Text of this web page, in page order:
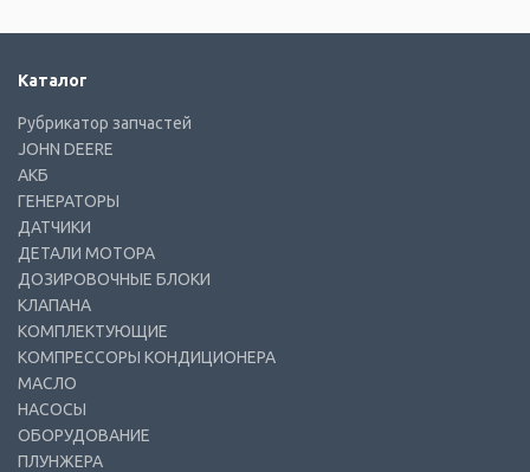
Каталог
Рубрикатор запчастей
JOHN DEERE
АКБ
ГЕНЕРАТОРЫ
ДАТЧИКИ
ДЕТАЛИ МОТОРА
ДОЗИРОВОЧНЫЕ БЛОКИ
КЛАПАНА
КОМПЛЕКТУЮЩИЕ
КОМПРЕССОРЫ КОНДИЦИОНЕРА
МАСЛО
НАСОСЫ
ОБОРУДОВАНИЕ
ПЛУНЖЕРА